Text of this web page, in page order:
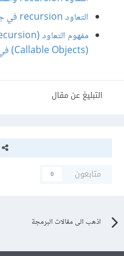
التعاود recursion في جافا
(Callable Objects) في Cpp
التبليغ عن مقال
متابعون
0
اذهب الى مقالات البرمجة